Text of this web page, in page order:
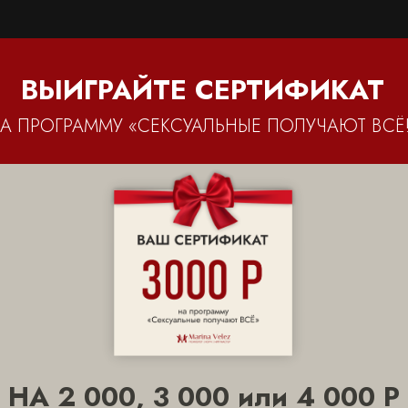
НА 2 000, 3 000 или 4 000 Р
ПРОГРАММУ «СЕКСУАЛЬНЫЕ ПОЛУЧАЮТ
ВЫИГРАЙТЕ СЕРТИФИКАТ